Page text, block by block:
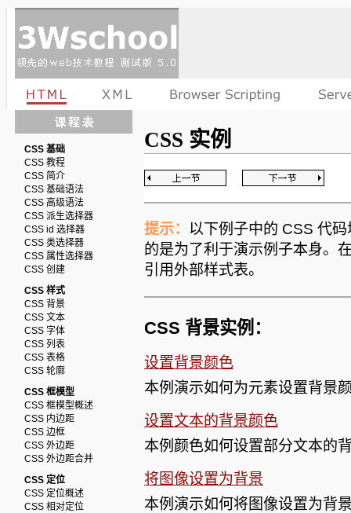
CSS 基础
CSS 教程
CSS 简介
CSS 基础语法
CSS 高级语法
CSS 派生选择器
CSS id 选择器
CSS 类选择器
CSS 属性选择器
CSS 创建
CSS 样式
CSS 背景
CSS 文本
CSS 字体
CSS 列表
CSS 表格
CSS 轮廓
CSS 框模型
CSS 框模型概述
CSS 内边距
CSS 边框
CSS 外边距
CSS 外边距合并
CSS 定位
CSS 定位概述
CSS 相对定位
CSS 实例
提示： 以下例子中的 CSS 代
的是为了利于演示例子本身。
引用外部样式表。
CSS 背景实例：
设置背景颜色
本例演示如何为元素设置背景
设置文本的背景颜色
本例颜色如何设置部分文本的
将图像设置为背景
本例演示如何将图像设置为背